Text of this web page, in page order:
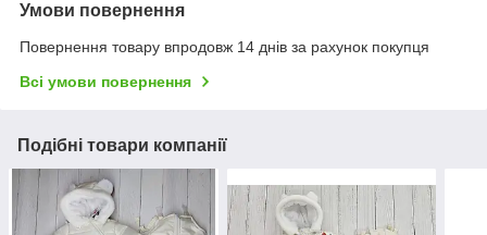
Умови повернення
Повернення товару впродовж 14 днів за рахунок покупця
Всі умови повернення
Подібні товари компанії